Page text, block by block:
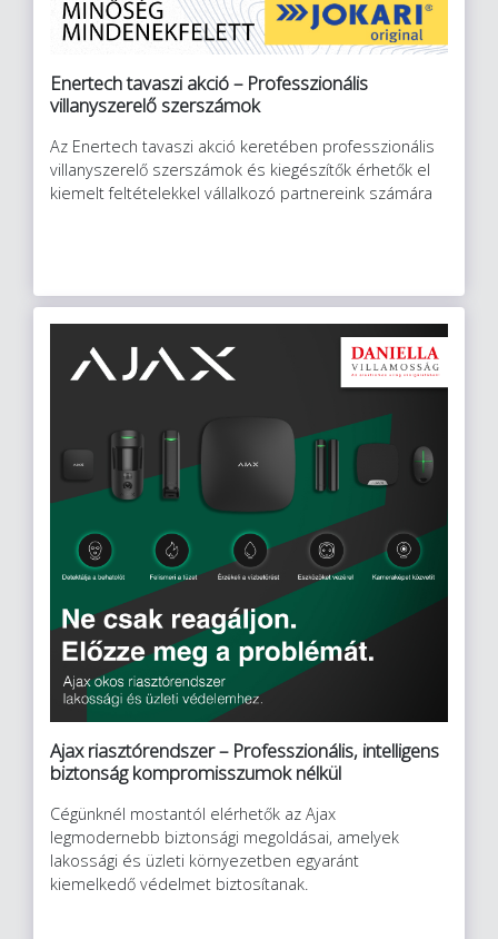
Enertech tavaszi akció – Professzionális
villanyszerelő szerszámok
Az Enertech tavaszi akció keretében professzionális
villanyszerelő szerszámok és kiegészítők érhetők el
kiemelt feltételekkel vállalkozó partnereink számára
Ajax riasztórendszer – Professzionális, intelligens
biztonság kompromisszumok nélkül
Cégünknél mostantól elérhetők az Ajax
legmodernebb biztonsági megoldásai, amelyek
lakossági és üzleti környezetben egyaránt
kiemelkedő védelmet biztosítanak.